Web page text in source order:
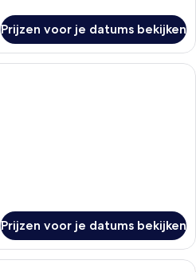
Prijzen voor je datums bekijken
Een moderne hotelkamer met een
Prijzen voor je datums bekijken
Een hotelkamer met een groot bed,